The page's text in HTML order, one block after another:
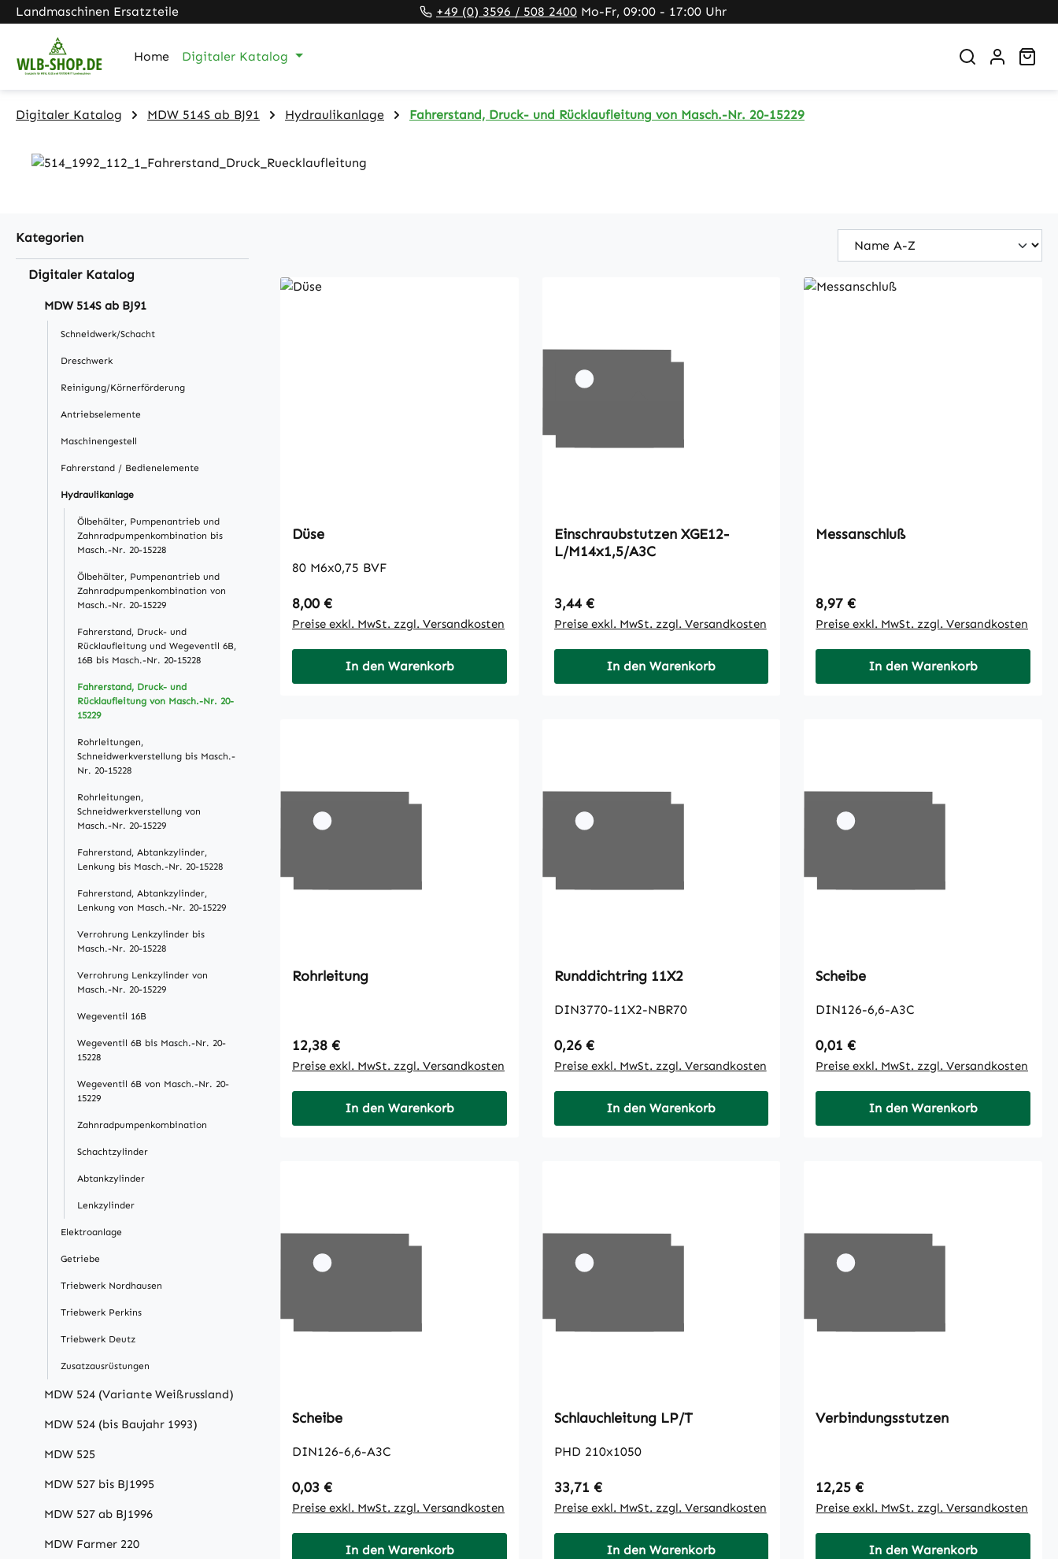
Hauptinhalt springen
Zur Suche springen
Zur Hauptnavigation springen
Landmaschinen Ersatzteile +49 (0) 3596 / 508 2400 Mo-Fr, 09:00 - 17:00 Uhr
Home Digitaler Katalog
Digitaler Katalog MDW 514S ab BJ91 Hydraulikanlage Fahrerstand, Druck- und Rücklaufleitung von Masch.-Nr. 20-15229
Kategorien
Digitaler Katalog
MDW 514S ab BJ91
Schneidwerk/Schacht
Dreschwerk
Reinigung/Körnerförderung
Antriebselemente
Maschinengestell
Fahrerstand / Bedienelemente
Hydraulikanlage
Ölbehälter, Pumpenantrieb und
Zahnradpumpenkombination bis
Masch.-Nr. 20-15228
Ölbehälter, Pumpenantrieb und
Zahnradpumpenkombination von
Masch.-Nr. 20-15229
Fahrerstand, Druck- und
Rücklaufleitung und Wegeventil 6B,
16B bis Masch.-Nr. 20-15228
Fahrerstand, Druck- und
Rücklaufleitung von Masch.-Nr. 20-
15229
Rohrleitungen,
Schneidwerkverstellung bis Masch.-
Nr. 20-15228
Rohrleitungen,
Schneidwerkverstellung von
Masch.-Nr. 20-15229
Fahrerstand, Abtankzylinder,
Lenkung bis Masch.-Nr. 20-15228
Fahrerstand, Abtankzylinder,
Lenkung von Masch.-Nr. 20-15229
Verrohrung Lenkzylinder bis
Masch.-Nr. 20-15228
Verrohrung Lenkzylinder von
Masch.-Nr. 20-15229
Wegeventil 16B
Wegeventil 6B bis Masch.-Nr. 20-
15228
Wegeventil 6B von Masch.-Nr. 20-
15229
Zahnradpumpenkombination
Schachtzylinder
Abtankzylinder
Lenkzylinder
Elektroanlage
Getriebe
Triebwerk Nordhausen
Triebwerk Perkins
Triebwerk Deutz
Zusatzausrüstungen
MDW 524 (Variante Weißrussland)
MDW 524 (bis Baujahr 1993)
MDW 525
MDW 527 bis BJ1995
MDW 527 ab BJ1996
MDW Farmer 220
Düse
80 M6x0,75 BVF
Regulärer Preis:
8,00 €
Preise exkl. MwSt. zzgl. Versandkosten
In den Warenkorb
Einschraubstutzen XGE12-
L/M14x1,5/A3C
Regulärer Preis:
3,44 €
Preise exkl. MwSt. zzgl. Versandkosten
In den Warenkorb
Messanschluß
Regulärer Preis:
8,97 €
Preise exkl. MwSt. zzgl. Versandkosten
In den Warenkorb
Rohrleitung
Regulärer Preis:
12,38 €
Preise exkl. MwSt. zzgl. Versandkosten
In den Warenkorb
Runddichtring 11X2
DIN3770-11X2-NBR70
Regulärer Preis:
0,26 €
Preise exkl. MwSt. zzgl. Versandkosten
In den Warenkorb
Scheibe
DIN126-6,6-A3C
Regulärer Preis:
0,01 €
Preise exkl. MwSt. zzgl. Versandkosten
In den Warenkorb
Scheibe
DIN126-6,6-A3C
Regulärer Preis:
0,03 €
Preise exkl. MwSt. zzgl. Versandkosten
In den Warenkorb
Schlauchleitung LP/T
PHD 210x1050
Regulärer Preis:
33,71 €
Preise exkl. MwSt. zzgl. Versandkosten
In den Warenkorb
Verbindungsstutzen
Regulärer Preis:
12,25 €
Preise exkl. MwSt. zzgl. Versandkosten
In den Warenkorb